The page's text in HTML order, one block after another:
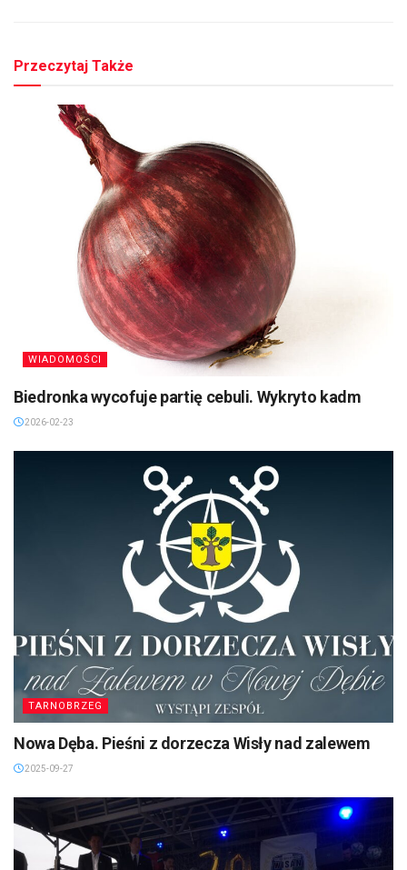
Przeczytaj Także
WIADOMOŚCI
Biedronka wycofuje partię cebuli. Wykryto kadm
2026-02-23
TARNOBRZEG
Nowa Dęba. Pieśni z dorzecza Wisły nad zalewem
2025-09-27